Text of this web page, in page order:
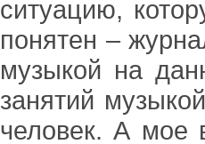
ситуацию,
понятен –
музыкой на
занятий
человек. А мое